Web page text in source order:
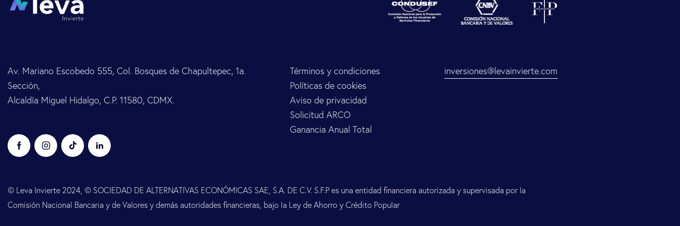
Av. Mariano Escobedo 555, Col. Bosques de Chapultepec, 1a.
Sección,
Alcaldía Miguel Hidalgo, C.P. 11580, CDMX.
Términos y condiciones
Políticas de cookies
Aviso de privacidad
Solicitud ARCO
Ganancia Anual Total
inversiones@levainvierte.com
© Leva Invierte 2024, © SOCIEDAD DE ALTERNATIVAS ECONÓMICAS SAE, S.A. DE C.V. S.F.P es una entidad financiera autorizada y supervisada por la
Comisión Nacional Bancaria y de Valores y demás autoridades financieras, bajo la Ley de Ahorro y Crédito Popular